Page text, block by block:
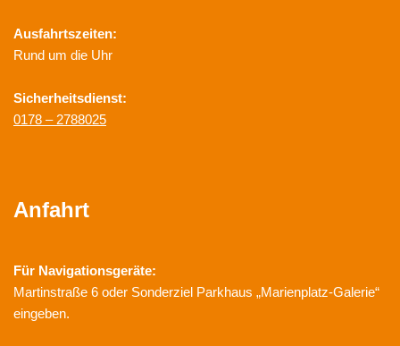
Ausfahrtszeiten:
Rund um die Uhr
Sicherheitsdienst:
0178 – 2788025
Anfahrt
Für Navigationsgeräte:
Martinstraße 6 oder Sonderziel Parkhaus „Marienplatz-Galerie“
eingeben.